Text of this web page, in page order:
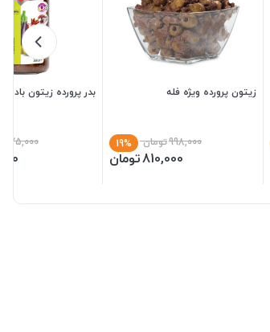
زیتون پرورده ویژه فله
998,000تومان 19%
810,000تومان
بدر پرورده زیتون بادمجان
175,000